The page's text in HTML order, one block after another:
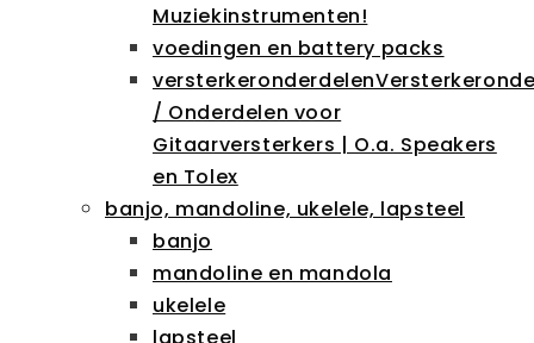
Muziekinstrumenten!
voedingen en battery packs
versterkeronderdelen
/ Onderdelen voor
Gitaarversterkers | O.a. Speakers
en Tolex
banjo, mandoline, ukelele, lapsteel
banjo
mandoline en mandola
ukelele
lapsteel